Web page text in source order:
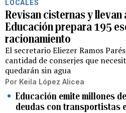
LOCALES
Revisan cisternas y llevan
Educación prepara 195
racionamiento
El secretario Eliezer Ramos
cantidad de conserjes que
quedarán sin agua
Por Keila López Alicea
Educación emite millones
deudas con transportistas